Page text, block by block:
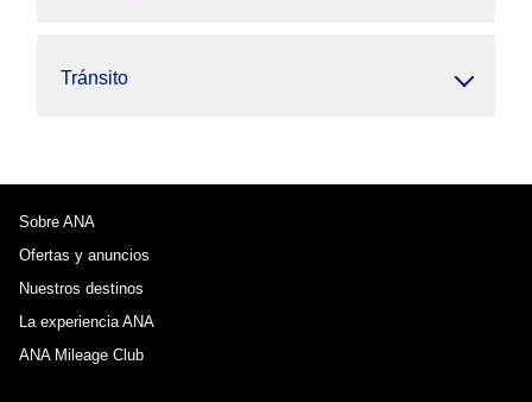
Tránsito
Sobre ANA
Ofertas y anuncios
Nuestros destinos
La experiencia ANA
ANA Mileage Club